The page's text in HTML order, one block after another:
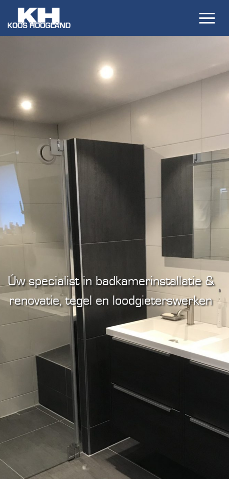
Úw specialist in badkamerinstallatie &
renovatie, tegel en loodgieterswerken